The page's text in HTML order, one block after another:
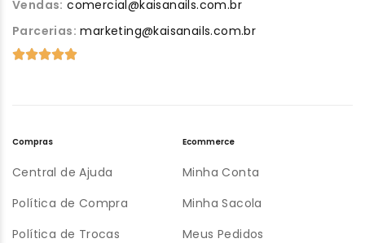
Vendas: comercial@kaisanails.com.br
Parcerias: marketing@kaisanails.com.br
Compras
Central de Ajuda
Política de Compra
Política de Trocas
Ecommerce
Minha Conta
Minha Sacola
Meus Pedidos